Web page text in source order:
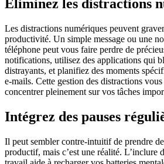
Éliminez les distractions
Les distractions numériques peuvent
productivité. Un simple message ou une
téléphone peut vous faire perdre de
notifications, utilisez des applications qui
distrayants, et planifiez des moments
e-mails. Cette gestion des distractions
concentrer pleinement sur vos tâches
Intégrez des pauses
Il peut sembler contre-intuitif de prendre
productif, mais c’est une réalité. L’inclure